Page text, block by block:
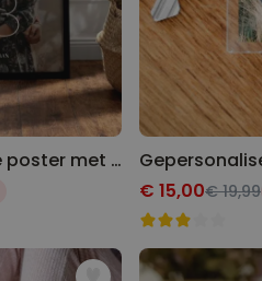
Gepersonaliseerde poster met datum en naam
€ 15,00€ 19,99